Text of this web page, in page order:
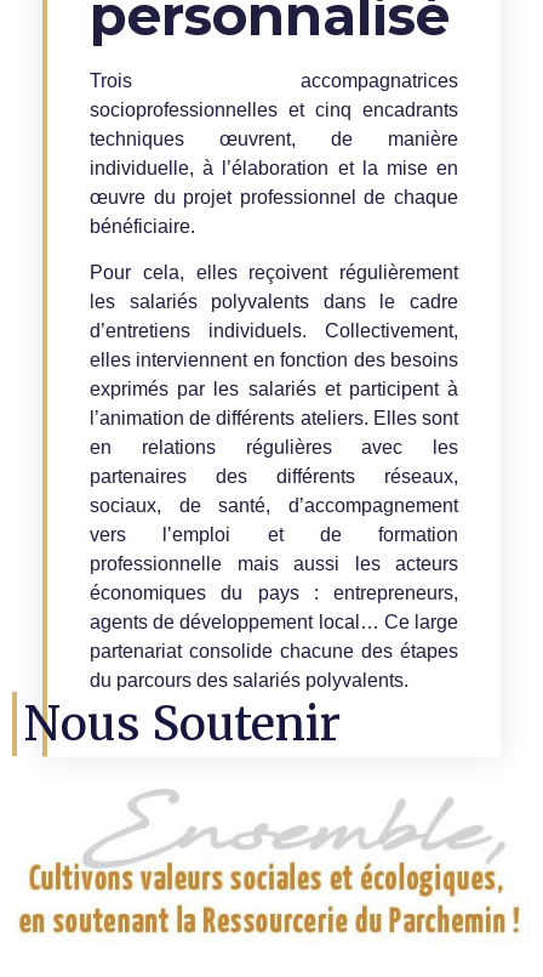
personnalisé
Trois accompagnatrices
socioprofessionnelles et cinq encadrants
techniques œuvrent, de manière
individuelle, à l’élaboration et la mise en
œuvre du projet professionnel de chaque
bénéficiaire.
Pour cela, elles reçoivent régulièrement
les salariés polyvalents dans le cadre
d’entretiens individuels. Collectivement,
elles interviennent en fonction des besoins
exprimés par les salariés et participent à
l’animation de différents ateliers. Elles sont
en relations régulières avec les
partenaires des différents réseaux,
sociaux, de santé, d’accompagnement
vers l’emploi et de formation
professionnelle mais aussi les acteurs
économiques du pays : entrepreneurs,
agents de développement local… Ce large
partenariat consolide chacune des étapes
du parcours des salariés polyvalents.
Nous Soutenir